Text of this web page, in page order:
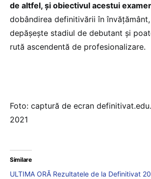
de altfel, și obiectivul acestui
dobândirea definitivării în
depășește stadiul de debutant și
rută ascendentă de profesionalizare.
Foto: captură de ecran
2021
Similare
ULTIMA ORĂ Rezultatele de la Definitivat